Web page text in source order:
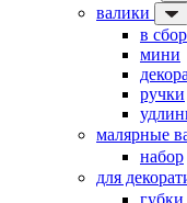
валики
в
мини
ручки
малярные
набор
для
губки